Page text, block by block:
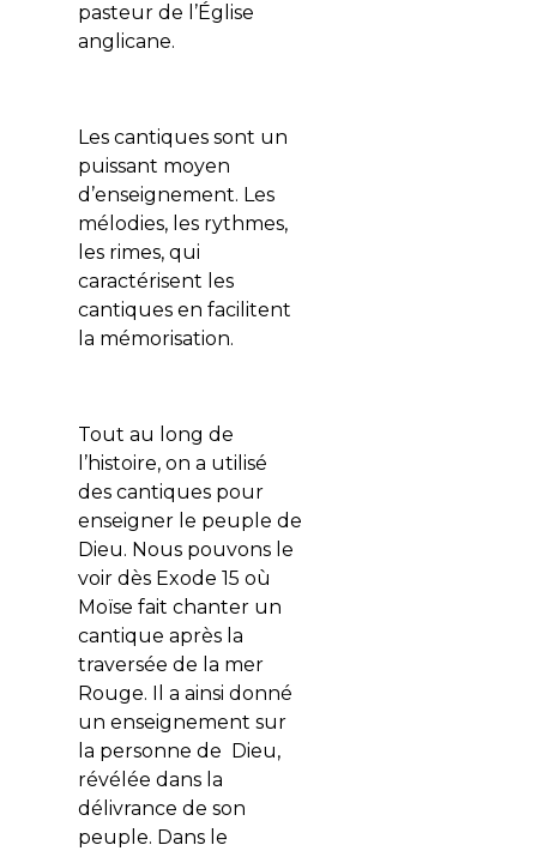
pasteur de l’Église
anglicane.
Les cantiques sont un
puissant moyen
d’enseignement. Les
mélodies, les rythmes,
les rimes, qui
caractérisent les
cantiques en facilitent
la mémorisation.
Tout au long de
l’histoire, on a utilisé
des cantiques pour
enseigner le peuple de
Dieu. Nous pouvons le
voir dès Exode 15 où
Moïse fait chanter un
cantique après la
traversée de la mer
Rouge. Il a ainsi donné
un enseignement sur
la personne de Dieu,
révélée dans la
délivrance de son
peuple. Dans le